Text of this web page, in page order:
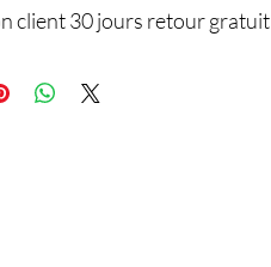
client 30 jours retour gratuit